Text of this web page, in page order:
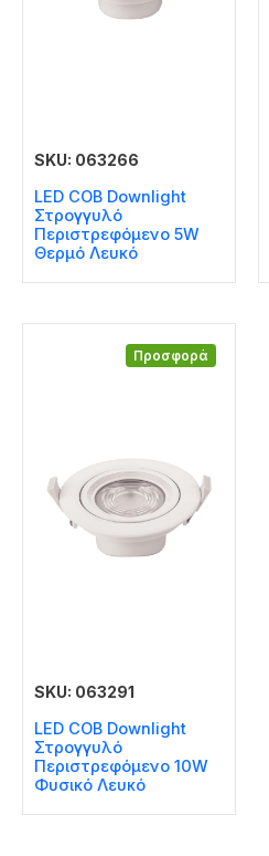
SKU: 063266
LED COB Downlight
Στρογγυλό
Περιστρεφόμενο 5W
Θερμό Λευκό
Προσφορά
SKU: 063291
LED COB Downlight
Στρογγυλό
Περιστρεφόμενο 10W
Φυσικό Λευκό